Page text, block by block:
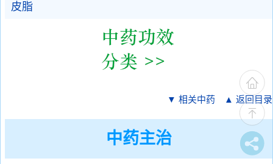
皮脂
▼ 相关中药 ▲ 返回目录
中药主治